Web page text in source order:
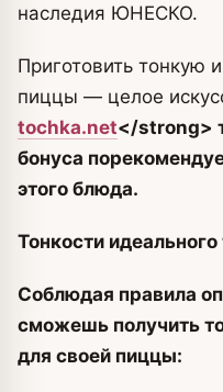
наследия ЮНЕСКО.
Приготовить тонкую
пиццы — целое
tochka.net</strong>
бонуса
этого блюда.
Тонкости
Соблюдая правила
сможешь получить
для своей пиццы: